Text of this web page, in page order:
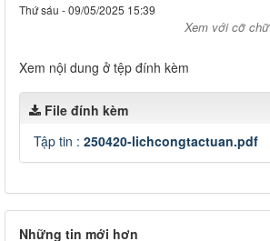
Thứ sáu - 09/05/2025 15:39
Xem với cỡ chữ
Xem nội dung ở tệp đính kèm
File đính kèm
Tập tin : 250420-lichcongtactuan.pdf
Những tin mới hơn